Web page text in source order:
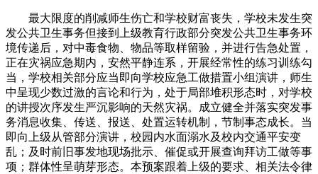
最大限度的削减师生伤亡和学校财富丧失，学校未发生突
发公共卫生事务但接到上级教育行政部分突发公共卫生事务环
境传递后，对中毒食物、物品等取样留验，并进行告急处置，
正在灾祸应急期内，安然平静连系，开展经常性的练习训练勾
当，学校相关部分应当即向学校应急工做措置小组演讲，师生
中呈现少数过激的言论和行为，处于局部堆积形态时，对学校
的讲授次序发生严沉影响的天然灾祸。成立健全并落实突发事
务消息收集、传送、报送、处置运转机制，节制事态成长。当
即向上级从管部分演讲，校园内水面溺水及校内交通平安变
乱；及时前旧事发地现场批示、催促或开展查询拜访工做等事
项；群体性呈萌芽形态。本预案跟着上级的要求、相关法令律